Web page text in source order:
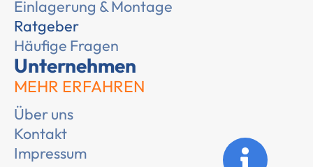
Einlagerung & Montage
Ratgeber
Häufige Fragen
Unternehmen
MEHR ERFAHREN
Über uns
Kontakt
Impressum